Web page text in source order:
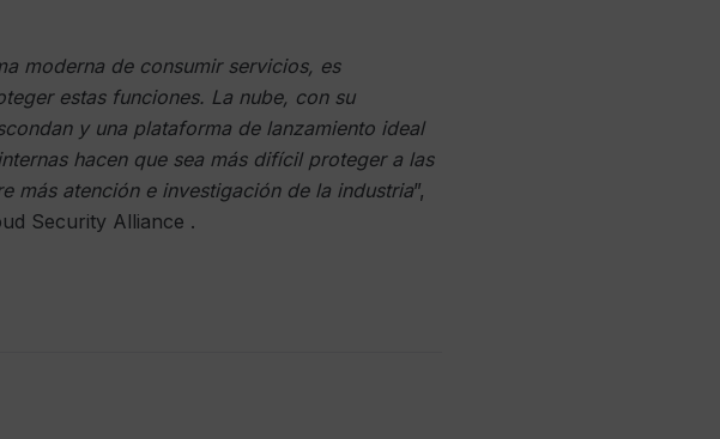
moderna de consumir servicios, es
estas funciones. La nube, con su
y una plataforma de lanzamiento ideal
hacen que sea más difícil proteger a las
más atención e investigación de la industria”,
Security Alliance .